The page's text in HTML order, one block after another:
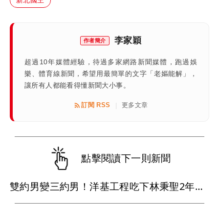
作者簡介 李家穎
超過10年媒體經驗，待過多家網路新聞媒體，跑過娛
樂、體育線新聞，希望用最簡單的文字「老嫗能解」，
讓所有人都能看得懂新聞大小事。
訂閱 RSS | 更多文章
點擊閱讀下一則新聞
雙約男變三約男！洋基工程吃下林秉聖2年合約 戰神超暖背官司又送球員